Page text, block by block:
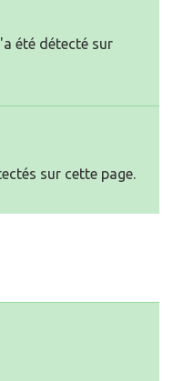
été détecté sur
sur cette page.